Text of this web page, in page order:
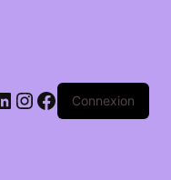
Instagram
Facebook
Connexion